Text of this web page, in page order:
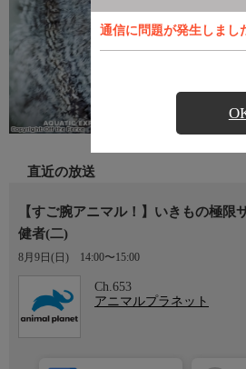
通信に問題が発生しまし
直近の放送
【すご腕アニマル！】いきもの極限
健者(二)
8月9日(日) 14:00〜15:00
Ch.653
アニマルプラネット